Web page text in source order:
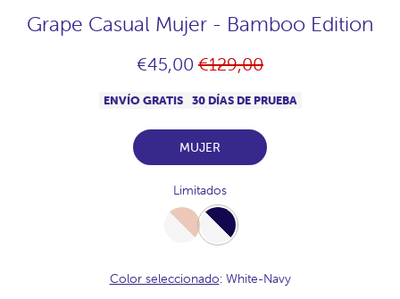
Grape Casual Mujer - Bamboo Edition
€45,00 Precio
habitual
€129,00
ENVÍO GRATIS 30 DÍAS DE PRUEBA
MUJER
Limitados
White-
White-
Navy
Color seleccionado: White-Navy